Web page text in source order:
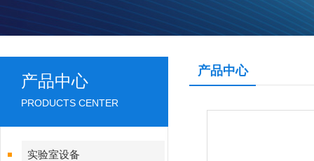
产品中心
PRODUCTS CENTER
实验室设备
产品中心